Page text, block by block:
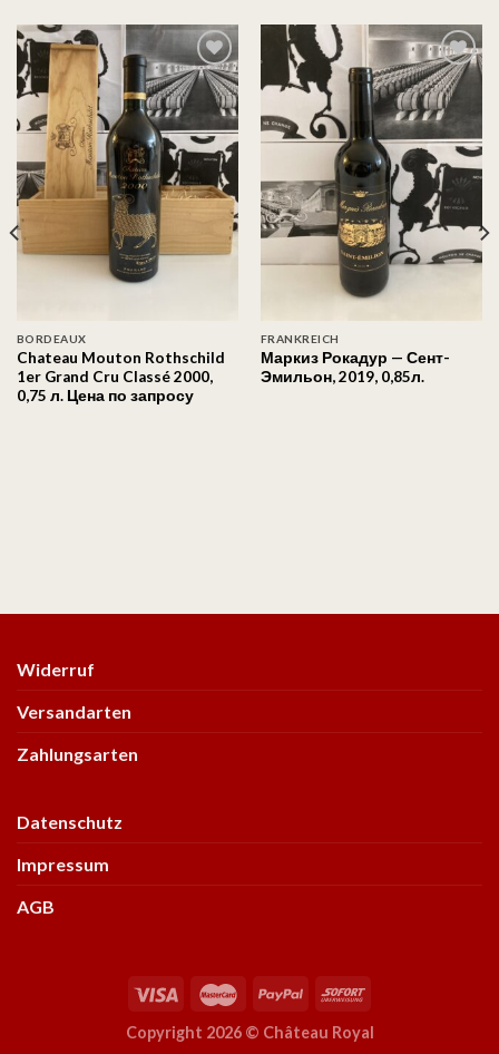
Auf
die
Wunschliste
BORDEAUX
Chateau Mouton Rothschild
1er Grand Cru Classé 2000,
0,75 л. Цена по запросу
Auf
die
Wunschliste
FRANKREICH
Маркиз Рокадур — Сент-
Эмильон, 2019, 0,85л.
Widerruf
Versandarten
Zahlungsarten
Datenschutz
Impressum
AGB
Copyright 2026 © Château Royal